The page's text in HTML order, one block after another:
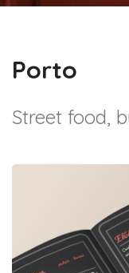
Porto
Street food,